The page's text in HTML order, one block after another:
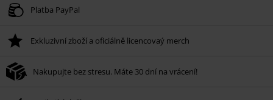
Platba PayPal
Exkluzivní zboží a oficiálně licencovaý merch
Nakupujte bez stresu. Máte 30 dní na vrácení!